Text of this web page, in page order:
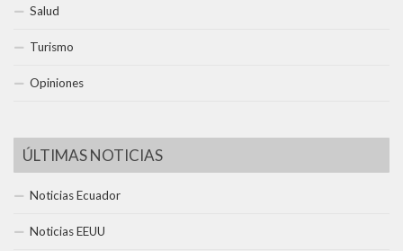
Salud
Turismo
Opiniones
ÚLTIMAS NOTICIAS
Noticias Ecuador
Noticias EEUU